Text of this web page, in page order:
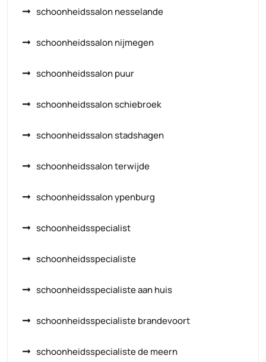
schoonheidssalon nesselande
schoonheidssalon nijmegen
schoonheidssalon puur
schoonheidssalon schiebroek
schoonheidssalon stadshagen
schoonheidssalon terwijde
schoonheidssalon ypenburg
schoonheidsspecialist
schoonheidsspecialiste
schoonheidsspecialiste aan huis
schoonheidsspecialiste brandevoort
schoonheidsspecialiste de meern